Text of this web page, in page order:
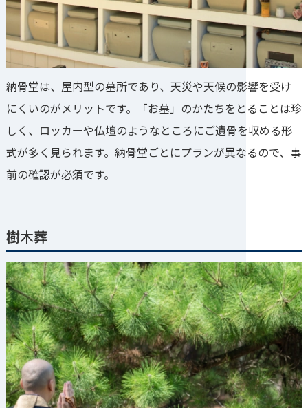
納骨堂は、屋内型の墓所であり、天災や天候の影響を受け
にくいのがメリットです。「お墓」のかたちをとることは珍
しく、ロッカーや仏壇のようなところにご遺骨を収める形
式が多く見られます。納骨堂ごとにプランが異なるので、事
前の確認が必須です。
樹木葬